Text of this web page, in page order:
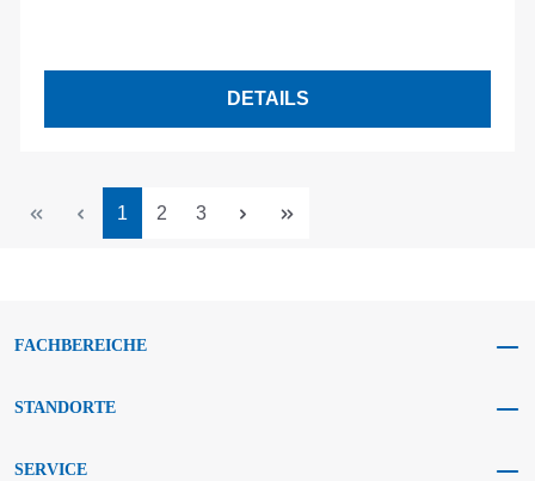
DETAILS
Seite
1 Seite
2 Seite
3
FACHBEREICHE
STANDORTE
SERVICE